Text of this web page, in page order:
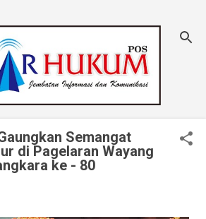
Semangat
di Pagelaran Wayang
ke - 80